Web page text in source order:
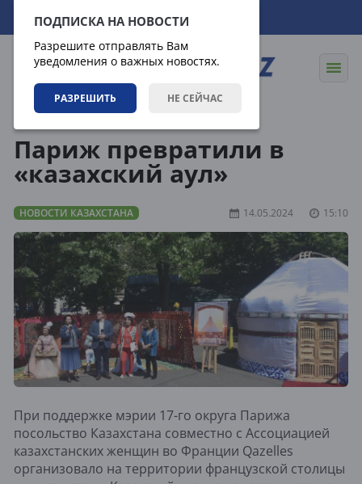
ПОДПИСКА НА НОВОСТИ
Разрешите отправлять Вам
уведомления о важных новостях.
РАЗРЕШИТЬ НЕ СЕЙЧАС
09.08.2026 19:50:57
Париж превратили в
«казахский аул»
НОВОСТИ КАЗАХСТАНА 14.05.2024 15:10
При поддержке мэрии 17-го округа Парижа
посольство Казахстана совместно с Ассоциацией
казахстанских женщин во Франции Qazelles
организовало на территории французской столицы